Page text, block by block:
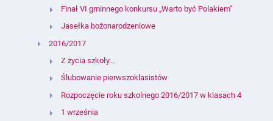
Finał VI gminnego konkursu „Warto być Polakiem”
Jasełka bożonarodzeniowe
2016/2017
Z życia szkoły...
Ślubowanie pierwszoklasistów
Rozpoczęcie roku szkolnego 2016/2017 w klasach 4
1 września